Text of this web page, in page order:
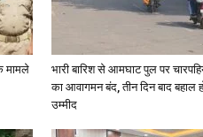
मामले
भारी बारिश से आमघाट पुल पर
का आवागमन बंद, तीन दिन बाद बहाल
उम्मीद